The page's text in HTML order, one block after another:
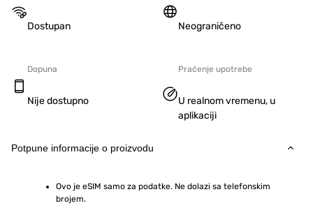
Dostupan Neograničeno
Dopuna
Nije dostupno
Praćenje upotrebe
U realnom vremenu, u
aplikaciji
Potpune informacije o proizvodu
Ovo je eSIM samo za podatke. Ne dolazi sa telefonskim
brojem.